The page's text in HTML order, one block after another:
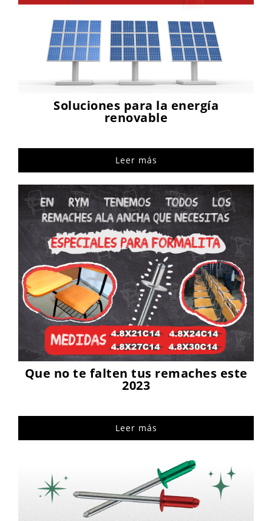
Soluciones para la energía
renovable
Leer más
Que no te falten tus remaches este
2023
Leer más